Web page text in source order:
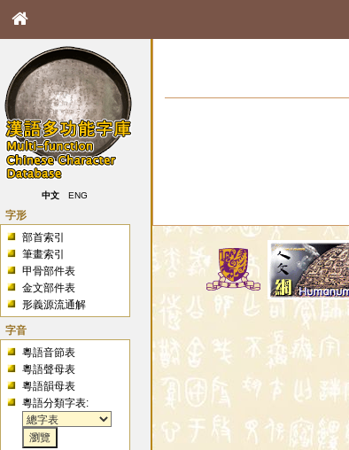
中文 ENG
字形
部首索引
筆畫索引
甲骨部件表
金文部件表
形義源流通解
字音
粵語音節表
粵語聲母表
粵語韻母表
粵語分類字表: